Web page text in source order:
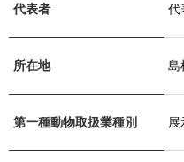
代表者 代
所在地 島
第一種動物取扱業種別 展